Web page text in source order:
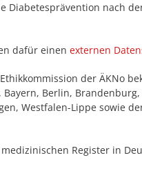
Diabetesprävention nach
dafür einen externen
der ÄKNo
Berlin,
Westfalen-Lippe sowie
Register in